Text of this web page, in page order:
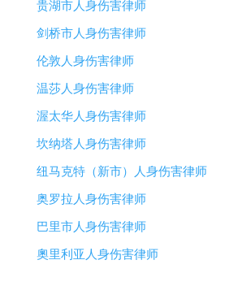
贵湖市人身伤害律师
剑桥市人身伤害律师
伦敦人身伤害律师
温莎人身伤害律师
渥太华人身伤害律师
坎纳塔人身伤害律师
纽马克特（新市）人身伤害律师
奥罗拉人身伤害律师
巴里市人身伤害律师
奧里利亚人身伤害律师